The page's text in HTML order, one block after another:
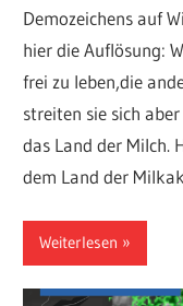
Demozeichens auf
hier die Auflösung:
frei zu leben,die
streiten sie sich
das Land der Milch.
dem Land der
Weiterlesen